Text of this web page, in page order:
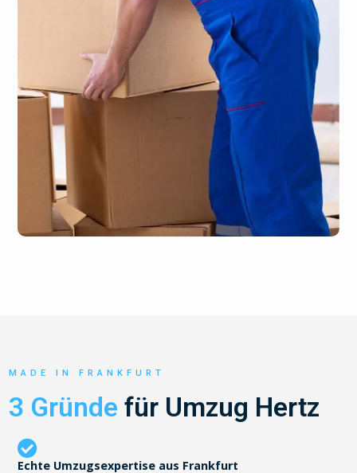
MADE IN FRANKFURT
3 Gründe für Umzug Hertz
Echte Umzugsexpertise aus Frankfurt